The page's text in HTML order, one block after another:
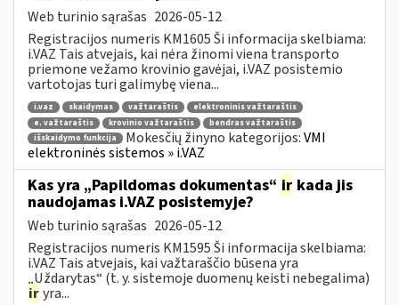
Web turinio sąrašas 2026-05-12
Registracijos numeris KM1605 Ši informacija skelbiama:
i.VAZ Tais atvejais, kai nėra žinomi viena transporto
priemone vežamo krovinio gavėjai, i.VAZ posistemio
vartotojas turi galimybę viena...
i.vaz skaidymas važtaraštis
elektroninis važtaraštis
e. važtaraštis
krovinio važtaraštis
bendras važtaraštis
išskaidymo funkcija
Mokesčių žinyno kategorijos:VMI
elektroninės sistemos » i.VAZ
Kas yra „Papildomas dokumentas“ ir kada jis
naudojamas i.VAZ posistemyje?
Web turinio sąrašas 2026-05-12
Registracijos numeris KM1595 Ši informacija skelbiama:
i.VAZ Tais atvejais, kai važtaraščio būsena yra
„Uždarytas“ (t. y. sistemoje duomenų keisti nebegalima)
iryra...